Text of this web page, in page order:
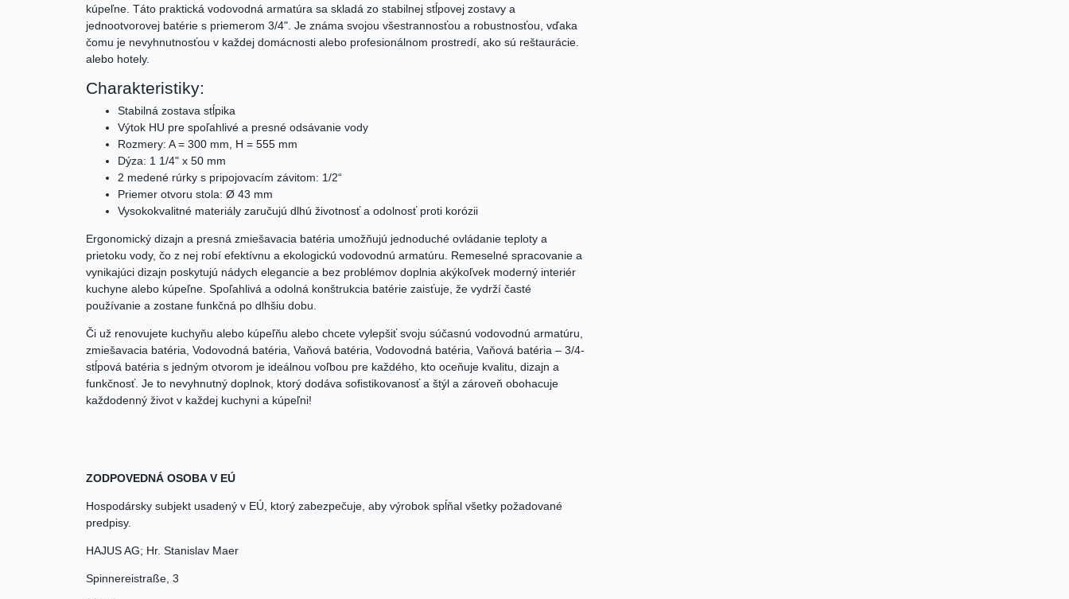
kúpeľne. Táto praktická vodovodná armatúra sa skladá zo stabilnej stĺpovej zostavy a
jednootvorovej batérie s priemerom 3/4". Je známa svojou všestrannosťou a robustnosťou, vďaka
čomu je nevyhnutnosťou v každej domácnosti alebo profesionálnom prostredí, ako sú reštaurácie.
alebo hotely.
Charakteristiky:
Stabilná zostava stĺpika
Výtok HU pre spoľahlivé a presné odsávanie vody
Rozmery: A = 300 mm, H = 555 mm
Dýza: 1 1/4" x 50 mm
2 medené rúrky s pripojovacím závitom: 1/2“
Priemer otvoru stola: Ø 43 mm
Vysokokvalitné materiály zaručujú dlhú životnosť a odolnosť proti korózii
Ergonomický dizajn a presná zmiešavacia batéria umožňujú jednoduché ovládanie teploty a
prietoku vody, čo z nej robí efektívnu a ekologickú vodovodnú armatúru. Remeselné spracovanie a
vynikajúci dizajn poskytujú nádych elegancie a bez problémov doplnia akýkoľvek moderný interiér
kuchyne alebo kúpeľne. Spoľahlivá a odolná konštrukcia batérie zaisťuje, že vydrží časté
používanie a zostane funkčná po dlhšiu dobu.
Či už renovujete kuchyňu alebo kúpeľňu alebo chcete vylepšiť svoju súčasnú vodovodnú armatúru,
zmiešavacia batéria, Vodovodná batéria, Vaňová batéria, Vodovodná batéria, Vaňová batéria – 3/4-
stĺpová batéria s jedným otvorom je ideálnou voľbou pre každého, kto oceňuje kvalitu, dizajn a
funkčnosť. Je to nevyhnutný doplnok, ktorý dodáva sofistikovanosť a štýl a zároveň obohacuje
každodenný život v každej kuchyni a kúpeľni!
ZODPOVEDNÁ OSOBA V EÚ
Hospodársky subjekt usadený v EÚ, ktorý zabezpečuje, aby výrobok spĺňal všetky požadované
predpisy.
HAJUS AG; Hr. Stanislav Maer
Spinnereistraße 3